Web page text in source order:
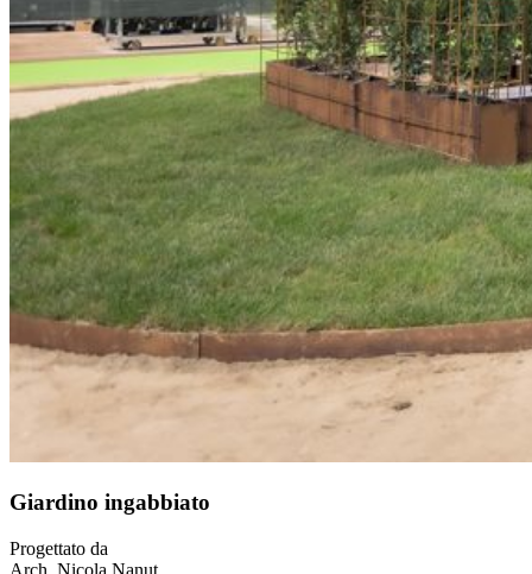
Giardino ingabbiato
Progettato da
Arch. Nicola Nanut